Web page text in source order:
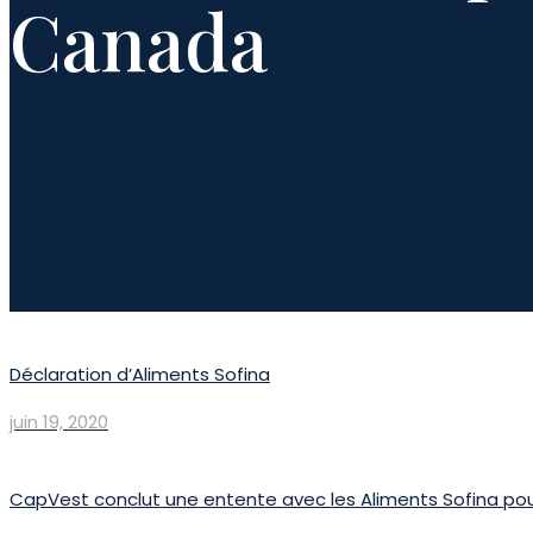
Canada
Déclaration d’Aliments Sofina
juin 19, 2020
CapVest conclut une entente avec les Aliments Sofina